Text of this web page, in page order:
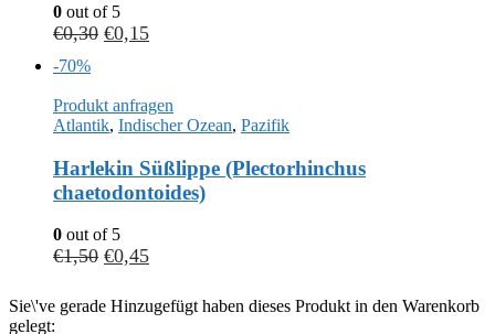
0 out of 5
€0,30 €0,15
-70%
Produkt anfragen
Atlantik, Indischer Ozean, Pazifik
Harlekin Süßlippe (Plectorhinchus
chaetodontoides)
0 out of 5
€1,50 €0,45
Sie\'ve gerade Hinzugefügt haben dieses Produkt in den Warenkorb
gelegt: